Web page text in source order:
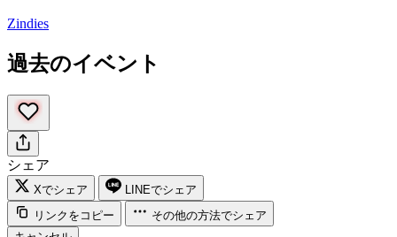
Zindies
過去のイベント
シェア
Xでシェア
LINEでシェア
リンクをコピー
その他の方法でシェア